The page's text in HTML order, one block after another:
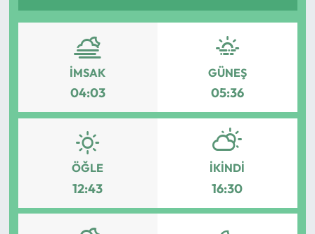
İMSAK
04:03
GÜNEŞ
05:36
ÖĞLE
12:43
İKINDI
16:30
SİYASET
TARIM
TURİZM
YAŞAM